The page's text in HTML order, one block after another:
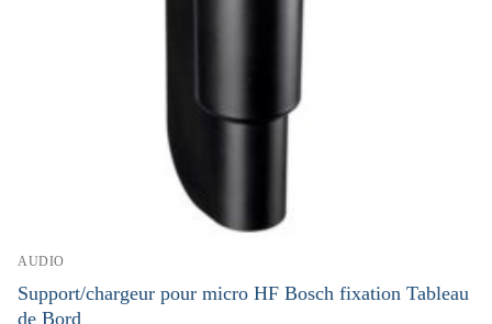
AUDIO
Support/chargeur pour micro HF Bosch fixation Tableau
de Bord